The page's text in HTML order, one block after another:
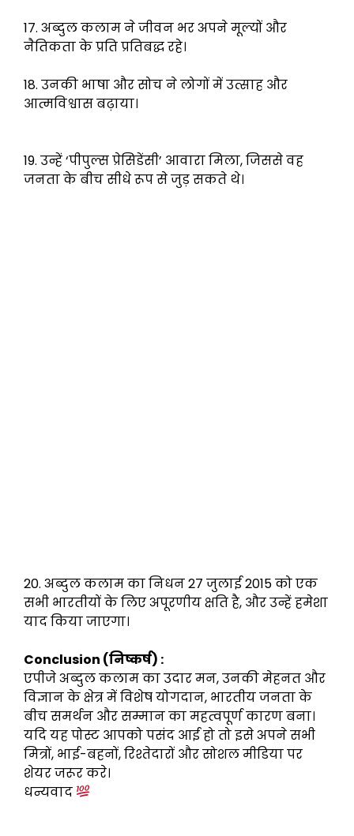
17. अब्दुल कलाम ने जीवन भर अपने मूल्यों और
नैतिकता के प्रति प्रतिबद्ध रहे।
18. उनकी भाषा और सोच ने लोगों में उत्साह और
आत्मविश्वास बढ़ाया।
19. उन्हें ‘पीपुल्स प्रेसिडेंसी’ आवारा मिला, जिससे वह
जनता के बीच सीधे रूप से जुड़ सकते थे।
20. अब्दुल कलाम का निधन 27 जुलाई 2015 को एक
सभी भारतीयों के लिए अपूरणीय क्षति है, और उन्हें हमेशा
याद किया जाएगा।
Conclusion (निष्कर्ष) :
एपीजे अब्दुल कलाम का उदार मन, उनकी मेहनत और
विज्ञान के क्षेत्र में विशेष योगदान, भारतीय जनता के
बीच समर्थन और सम्मान का महत्वपूर्ण कारण बना।
यदि यह पोस्ट आपको पसंद आई हो तो इसे अपने सभी
मित्रों, भाई-बहनों, रिश्तेदारों और सोशल मीडिया पर
शेयर जरूर करे।
धन्यवाद